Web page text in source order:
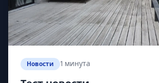
Новости 1 минута